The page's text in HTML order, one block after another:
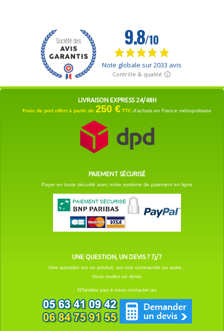
LIVRAISON EXPRESS 24/48H
Frais de port offert à partir de 250 € TTC d'achats en France métropolitaine
PAIEMENT SÉCURISÉ
Payer en toute sécurité avec notre système de paiement en ligne
UNE QUESTION, UN DEVIS ? 7j/7
Une question sur un produit, sur une commande ou autre...
Vous voulez un devis.
N'hésitez pas à nous contacter au